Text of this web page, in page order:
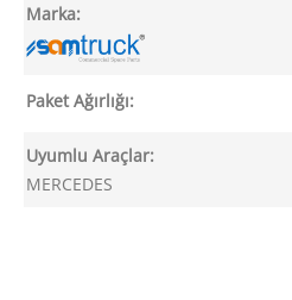
Marka:
Paket Ağırlığı:
Uyumlu Araçlar:
MERCEDES